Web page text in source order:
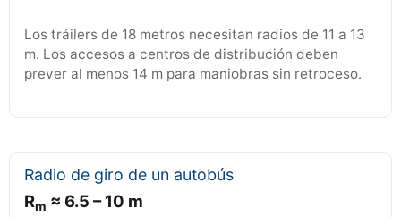
Los tráilers de 18 metros necesitan radios de 11 a 13
m. Los accesos a centros de distribución deben
prever al menos 14 m para maniobras sin retroceso.
Radio de giro de un autobús
Rm ≈ 6.5 – 10 m